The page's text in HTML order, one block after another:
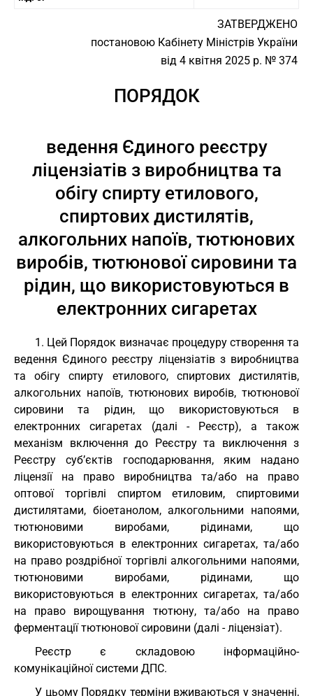
ЗАТВЕРДЖЕНО
постановою Кабінету Міністрів України
від 4 квітня 2025 р. № 374
ПОРЯДОК
ведення Єдиного реєстру
ліцензіатів з виробництва та
обігу спирту етилового,
спиртових дистилятів,
алкогольних напоїв, тютюнових
виробів, тютюнової сировини та
рідин, що використовуються в
електронних сигаретах
1. Цей Порядок визначає процедуру створення та
ведення Єдиного реєстру ліцензіатів з виробництва
та обігу спирту етилового, спиртових дистилятів,
алкогольних напоїв, тютюнових виробів, тютюнової
сировини та рідин, що використовуються в
електронних сигаретах (далі - Реєстр), а також
механізм включення до Реєстру та виключення з
Реєстру суб’єктів господарювання, яким надано
ліцензії на право виробництва та/або на право
оптової торгівлі спиртом етиловим, спиртовими
дистилятами, біоетанолом, алкогольними напоями,
тютюновими виробами, рідинами, що
використовуються в електронних сигаретах, та/або
на право роздрібної торгівлі алкогольними напоями,
тютюновими виробами, рідинами, що
використовуються в електронних сигаретах, та/або
на право вирощування тютюну, та/або на право
ферментації тютюнової сировини (далі - ліцензіат).
Реєстр є складовою інформаційно-
комунікаційної системи ДПС.
У цьому Порядку терміни вживаються у значенні,